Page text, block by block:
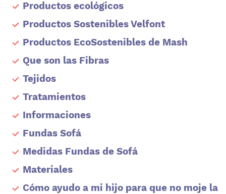
Productos ecológicos
Productos Sostenibles Velfont
Productos EcoSostenibles de Mash
Que son las Fibras
Tejidos
Tratamientos
Informaciones
Fundas Sofá
Medidas Fundas de Sofá
Materiales
Cómo ayudo a mi hijo para que no moje la